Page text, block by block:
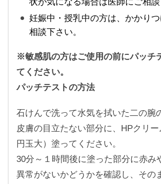
妊娠中・授乳中の方は、かかり
相談下さい。
※敏感肌の方はご使用の前にパッチ
てください。
パッチテストの方法
石けんで洗って水気を拭いた二の腕
皮膚の目立たない部分に、HPクリ
円玉大）塗ってください。
30分～１時間後に塗った部分に赤み
異常がないかどうかを確認し、その